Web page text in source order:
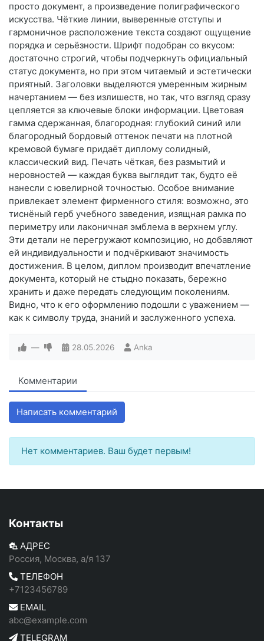
просто документ, а произведение полиграфического
искусства. Чёткие линии, выверенные отступы и
гармоничное расположение текста создают ощущение
порядка и серьёзности. Шрифт подобран со вкусом:
достаточно строгий, чтобы подчеркнуть официальный
статус документа, но при этом читаемый и эстетически
приятный. Заголовки выделяются умеренным жирным
начертанием — без излишеств, но так, что взгляд сразу
цепляется за ключевые блоки информации. Цветовая
гамма сдержанная, благородная: глубокий синий или
благородный бордовый оттенок печати на плотной
кремовой бумаге придаёт диплому солидный,
классический вид. Печать чёткая, без размытий и
неровностей — каждая буква выглядит так, будто её
нанесли с ювелирной точностью. Особое внимание
привлекает элемент фирменного стиля: возможно, это
тиснёный герб учебного заведения, изящная рамка по
периметру или лаконичная эмблема в верхнем углу.
Эти детали не перегружают композицию, но добавляют
ей индивидуальности и подчёркивают значимость
достижения. В целом, диплом производит впечатление
документа, который не стыдно показать, бережно
хранить и даже передать следующим поколениям.
Видно, что к его оформлению подошли с уважением —
как к символу труда, знаний и заслуженного успеха.
— 28.05.2026 Anka
Комментарии
Написать комментарий
Нет комментариев. Ваш будет первым!
Контакты
АДРЕС
Россия, Москва, а/я 137
ТЕЛЕФОН
+7123456789
EMAIL
abc@example.com
TELEGRAM